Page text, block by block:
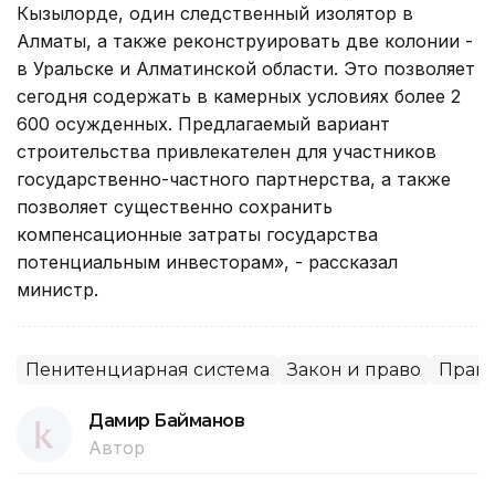
Кызылорде, один следственный изолятор в
Алматы, а также реконструировать две колонии -
в Уральске и Алматинской области. Это позволяет
сегодня содержать в камерных условиях более 2
600 осужденных. Предлагаемый вариант
строительства привлекателен для участников
государственно-частного партнерства, а также
позволяет существенно сохранить
компенсационные затраты государства
потенциальным инвесторам», - рассказал
министр.
Пенитенциарная система Закон и право
Дамир Байманов
Автор